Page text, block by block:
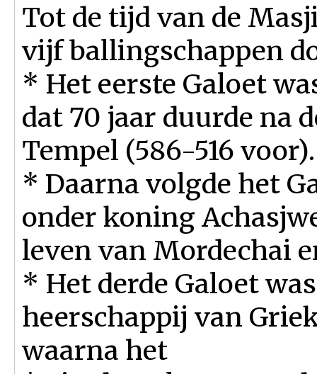
Tot de tijd van de
vijf ballingschappen
* Het eerste Galoet
dat 70 jaar duurde na
Tempel (586-516 voor).
* Daarna volgde het
onder koning
leven van Mordechai
* Het derde Galoet
heerschappij van
waarna het